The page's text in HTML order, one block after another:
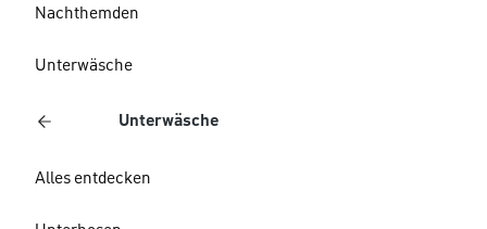
Nachthemden
Unterwäsche
Unterwäsche
Alles entdecken